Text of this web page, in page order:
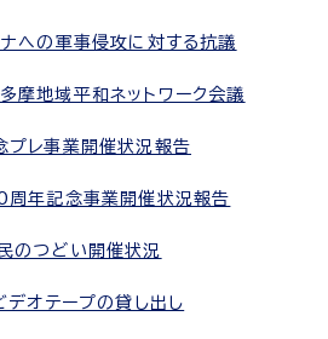
ナへの軍事侵攻に対する抗議
摩地域平和ネットワーク会議
レ事業開催状況報告
年記念事業開催状況報告
のつどい開催状況
デオテープの貸し出し